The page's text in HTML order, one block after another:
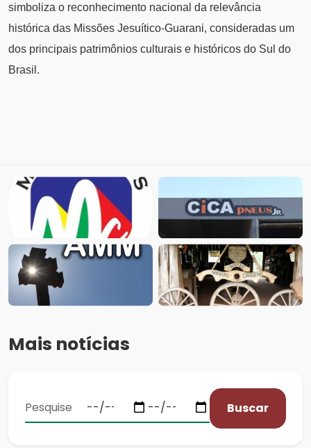
simboliza o reconhecimento nacional da relevância
histórica das Missões Jesuítico-Guarani, consideradas um
dos principais patrimônios culturais e históricos do Sul do
Brasil.
Mais notícias
Buscar